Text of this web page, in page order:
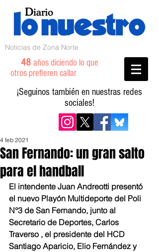
Noticias de Zona Norte
48 años diciendo lo que
otros prefieren callar
¡Seguinos también en nuestras redes
sociales!
San Fernando: un gran salto
para el handball
4 feb 2021
El intendente Juan Andreotti presentó
el nuevo Playón Multideporte del Poli
N°3 de San Fernando, junto al
Secretario de Deportes, Carlos
Traverso , el presidente del HCD
Santiago Aparicio, Elio Fernández y